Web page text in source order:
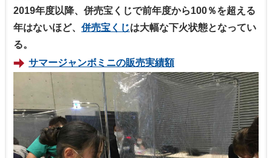
2019年度以降、併売宝くじで前年度から100％を超える
年はないほど、 併売宝くじは大幅な下火状態となってい
る。
サマージャンボミニの販売実績額